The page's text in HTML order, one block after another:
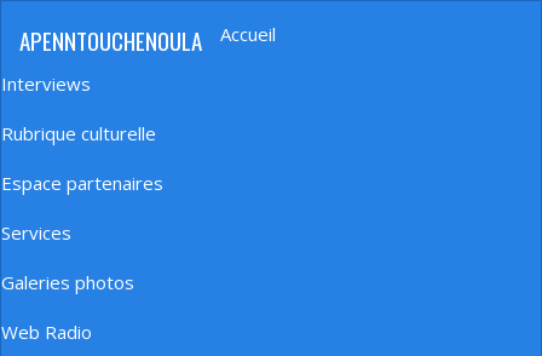
principal
APENNTOUCHENOULA
Navigation
principale
Accueil
Interviews
Rubrique culturelle
Espace partenaires
Services
Galeries photos
Web Radio